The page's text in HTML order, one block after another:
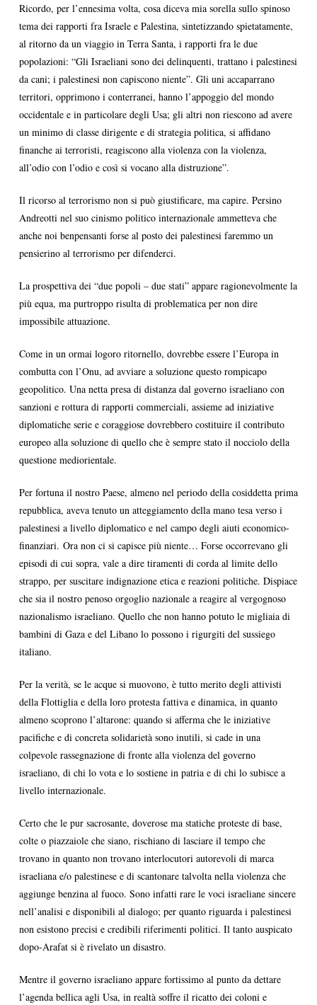
Ricordo, per l’ennesima volta, cosa diceva mia sorella sullo spinoso
tema dei rapporti fra Israele e Palestina, sintetizzando spietatamente,
al ritorno da un viaggio in Terra Santa, i rapporti fra le due
popolazioni: “Gli Israeliani sono dei delinquenti, trattano i palestinesi
da cani; i palestinesi non capiscono niente”. Gli uni accaparrano
territori, opprimono i conterranei, hanno l’appoggio del mondo
occidentale e in particolare degli Usa; gli altri non riescono ad avere
un minimo di classe dirigente e di strategia politica, si affidano
finanche ai terroristi, reagiscono alla violenza con la violenza,
all’odio con l’odio e così si vocano alla distruzione”.
Il ricorso al terrorismo non si può giustificare, ma capire. Persino
Andreotti nel suo cinismo politico internazionale ammetteva che
anche noi benpensanti forse al posto dei palestinesi faremmo un
pensierino al terrorismo per difenderci.
La prospettiva dei “due popoli – due stati” appare ragionevolmente la
più equa, ma purtroppo risulta di problematica per non dire
impossibile attuazione.
Come in un ormai logoro ritornello, dovrebbe essere l’Europa in
combutta con l’Onu, ad avviare a soluzione questo rompicapo
geopolitico. Una netta presa di distanza dal governo israeliano con
sanzioni e rottura di rapporti commerciali, assieme ad iniziative
diplomatiche serie e coraggiose dovrebbero costituire il contributo
europeo alla soluzione di quello che è sempre stato il nocciolo della
questione mediorientale.
Per fortuna il nostro Paese, almeno nel periodo della cosiddetta prima
repubblica, aveva tenuto un atteggiamento della mano tesa verso i
palestinesi a livello diplomatico e nel campo degli aiuti economico-
finanziari. Ora non ci si capisce più niente… Forse occorrevano gli
episodi di cui sopra, vale a dire tiramenti di corda al limite dello
strappo, per suscitare indignazione etica e reazioni politiche. Dispiace
che sia il nostro penoso orgoglio nazionale a reagire al vergognoso
nazionalismo israeliano. Quello che non hanno potuto le migliaia di
bambini di Gaza e del Libano lo possono i rigurgiti del sussiego
italiano.
Per la verità, se le acque si muovono, è tutto merito degli attivisti
della Flottiglia e della loro protesta fattiva e dinamica, in quanto
almeno scoprono l’altarone: quando si afferma che le iniziative
pacifiche e di concreta solidarietà sono inutili, si cade in una
colpevole rassegnazione di fronte alla violenza del governo
israeliano, di chi lo vota e lo sostiene in patria e di chi lo subisce a
livello internazionale.
Certo che le pur sacrosante, doverose ma statiche proteste di base,
colte o piazzaiole che siano, rischiano di lasciare il tempo che
trovano in quanto non trovano interlocutori autorevoli di marca
israeliana e/o palestinese e di scantonare talvolta nella violenza che
aggiunge benzina al fuoco. Sono infatti rare le voci israeliane sincere
nell’analisi e disponibili al dialogo; per quanto riguarda i palestinesi
non esistono precisi e credibili riferimenti politici. Il tanto auspicato
dopo-Arafat si è rivelato un disastro.
Mentre il governo israeliano appare fortissimo al punto da dettare
l’agenda bellica agli Usa, in realtà soffre il ricatto dei coloni e